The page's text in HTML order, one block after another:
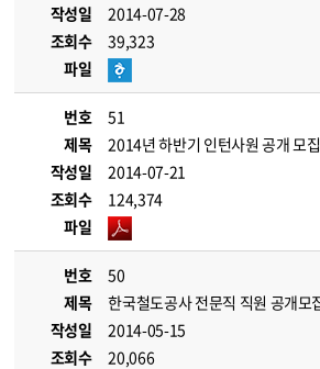
작성일
2014-07-28
조회수
39,323
파일
번호
51
제목
2014년 하반기 인턴사원 공개 모집
작성일
2014-07-21
조회수
124,374
파일
번호
50
제목
한국철도공사 전문직 직원 공개모
작성일
2014-05-15
조회수
20,066